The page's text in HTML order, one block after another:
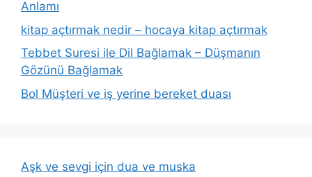
Anlamı
kitap açtırmak nedir – hocaya kitap açtırmak
Tebbet Suresi ile Dil Bağlamak – Düşmanın
Gözünü Bağlamak
Bol Müşteri ve iş yerine bereket duası
Aşk ve sevgi için dua ve muska